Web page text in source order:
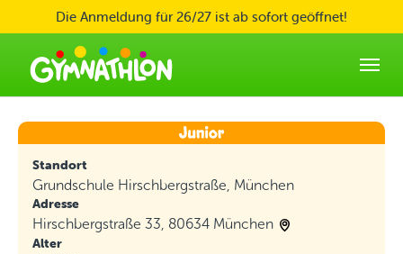
Skip to main content
Die Anmeldung für 26/27 ist ab sofort geöffnet!
Standort
Grundschule Hirschbergstraße, München
Adresse
Hirschbergstraße 33, 80634 München
Alter